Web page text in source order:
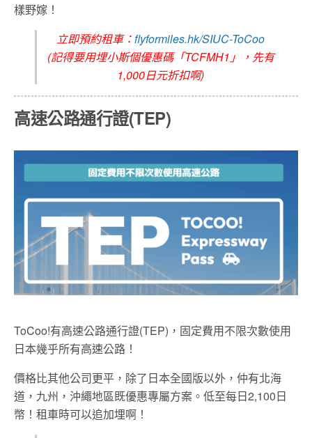
樣野嫁！
立即預約租車： flyformiles.hk/SIUC-ToCoo
(記得要用埋小斯個優惠碼「TCFMH1」，先有
1,000日元折扣啊)
高速公路通行證(TEP)
ToCoo!有高速公路通行證(TEP)，固定費用不限次數使用
日本幾乎所有高速公路！
價格比其他公司更平，除了日本全國版以外，仲有北海
道，九州，沖繩地區既優惠專屬方案。低至每日2,100日
幣！租車時可以追加埋啊！